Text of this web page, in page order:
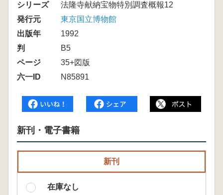
シリーズ
法隆寺献納宝物特別調査概報12
発行元
東京国立博物館
出版年
1992
判
B5
ページ
35+図版
六一ID
N85891
新刊・電子書籍
新刊
在庫なし